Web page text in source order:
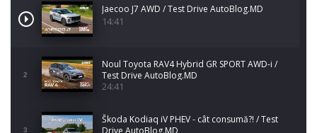
Jaecoo J7 AWD / Test Drive AutoBlog.MD
14:41
2
Noul Toyota RAV4 Hybrid GR SPORT AWD-i /
Test Drive AutoBlog.MD
24:41
3
Škoda Kodiaq iV PHEV - cât consumă?! / Test
Drive AutoBlog.MD